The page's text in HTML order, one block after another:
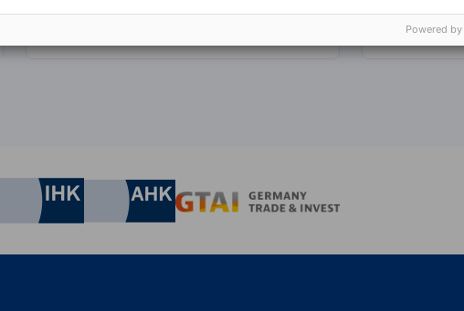
German Chamber of Commerce and Industry
Chamber of Commerce and Industry
AHK.de
Powered by